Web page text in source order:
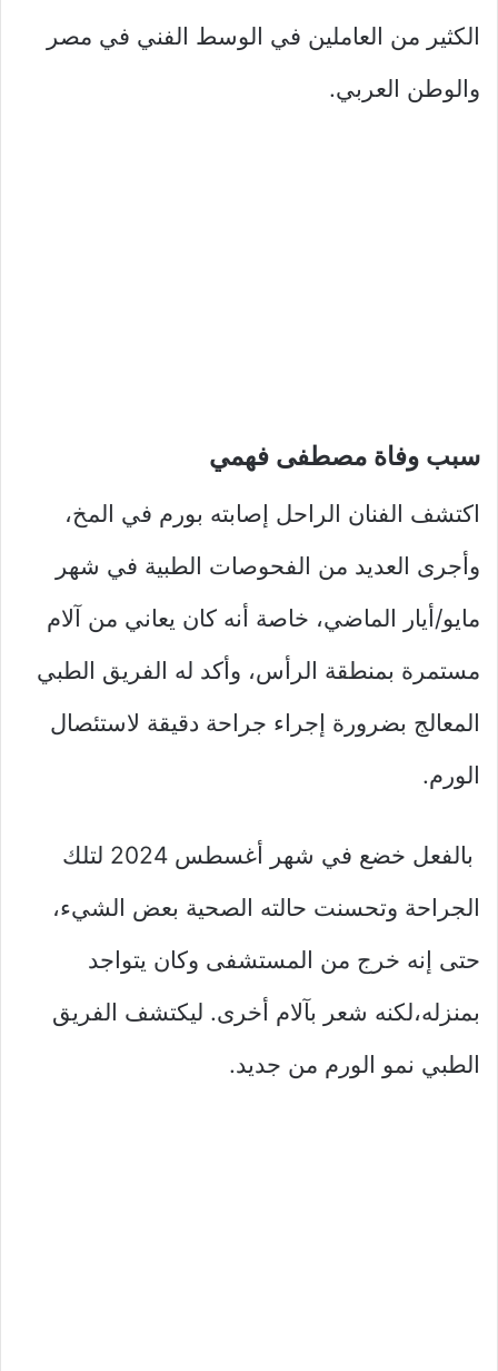
الكثير من العاملين في الوسط الفني في مصر
والوطن العربي.
سبب وفاة مصطفى فهمي
اكتشف الفنان الراحل إصابته بورم في المخ،
وأجرى العديد من الفحوصات الطبية في شهر
مايو/أيار الماضي، خاصة أنه كان يعاني من آلام
مستمرة بمنطقة الرأس، وأكد له الفريق الطبي
المعالج بضرورة إجراء جراحة دقيقة لاستئصال
الورم.
بالفعل خضع في شهر أغسطس 2024 لتلك
الجراحة وتحسنت حالته الصحية بعض الشيء،
حتى إنه خرج من المستشفى وكان يتواجد
بمنزله،لكنه شعر بآلام أخرى. ليكتشف الفريق
الطبي نمو الورم من جديد.